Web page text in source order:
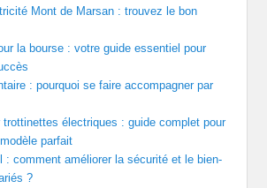
Mont de Marsan : trouvez le bon
la bourse : votre guide essentiel pour
: pourquoi se faire accompagner par
trottinettes électriques : guide complet pour
parfait
: comment améliorer la sécurité et le bien-
?